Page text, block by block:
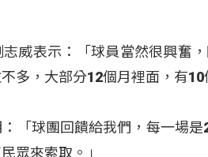
威表示：「球員當然很興奮
多，大部分12個月裡面，有10
「球團回饋給我們，每一場
眾來索取。」